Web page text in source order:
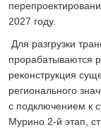
2027 году.
Для разгрузки
прорабатываются
реконструкция
регионального
с подключением к
Мурино 2-й этап,